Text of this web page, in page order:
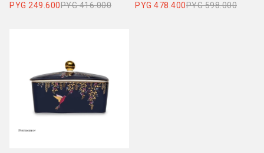
PYG 249.600PYG 416.000 PYG 478.400PYG 598.000